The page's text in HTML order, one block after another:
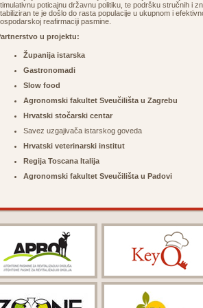
poticajnu državnu politiku, te podršku stručnih i
te je došlo do rasta populacije u ukupnom i
reafirmaciji pasmine.
u projektu:
Županija istarska
Gastronomadi
Slow food
Agronomski fakultet Sveučilišta u Zagrebu
Hrvatski stočarski centar
Savez uzgajivača istarskog goveda
Hrvatski veterinarski institut
Regija Toscana Italija
Agronomski fakultet Sveučilišta u Padovi